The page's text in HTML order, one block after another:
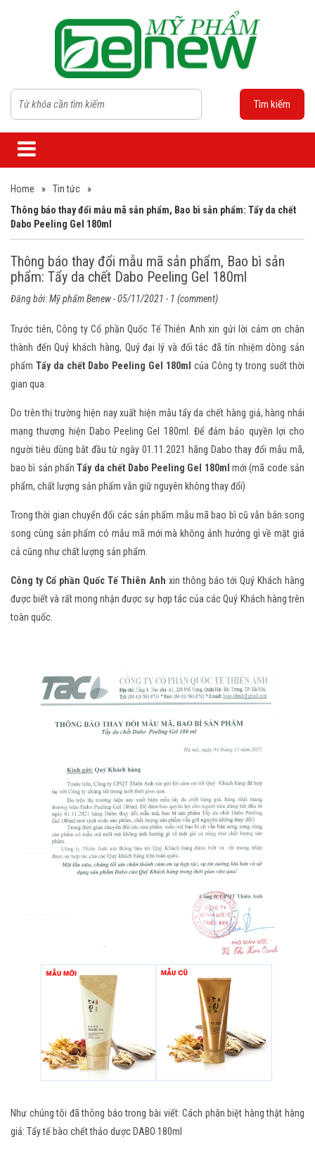
Tìm kiếm
Home » Tin tức
»
Thông báo thay đổi mẫu mã sản phẩm, Bao bì sản phẩm: Tẩy da chết
Dabo Peeling Gel 180ml
Thông báo thay đổi mẫu mã sản phẩm, Bao bì sản
phẩm: Tẩy da chết Dabo Peeling Gel 180ml
Đăng bởi:Mỹ phẩm Benew- 05/11/2021 - 1 (comment)
Trước tiên, Công ty Cổ phần Quốc Tế Thiên Anh xin gửi lời cảm ơn chân
thành đến Quý khách hàng, Quý đại lý và đối tác đã tín nhiệm dòng sản
phẩm Tẩy da chết Dabo Peeling Gel 180ml của Công ty trong suốt thời
gian qua.
Do trên thị trường hiện nay xuất hiện mẫu tẩy da chết hàng giả, hàng nhái
mang thương hiện Dabo Peeling Gel 180ml. Để đảm bảo quyền lợi cho
người tiêu dùng bắt đầu từ ngày 01.11.2021 hãng Dabo thay đổi mẫu mã,
bao bì sản phẩnTẩy da chết Dabo Peeling Gel 180ml mới (mã code sản
phẩm, chất lượng sản phẩm vẫn giữ nguyên không thay đổi)
Trong thời gian chuyển đổi các sản phẩm mẫu mã bao bì cũ vẫn bán song
song cùng sản phẩm có mẫu mã mới mà không ảnh hưởng gì về mặt giá
cả cũng như chất lượng sản phẩm.
Công ty Cổ phần Quốc Tế Thiên Anh xin thông báo tới Quý Khách hàng
được biết và rất mong nhận được sự hợp tác của các Quý Khách hàng trên
toàn quốc.
Như chúng tôi đã thông báo trong bài viết:Cách phân biệt hàng thật hàng
giả: Tẩy tế bào chết thảo dược DABO 180ml